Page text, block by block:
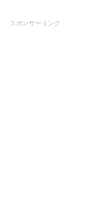
スポンサーリンク